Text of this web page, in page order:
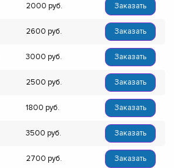
2000 Заказать
2600 Заказать
3000 Заказать
2500 Заказать
1800 Заказать
3500 Заказать
2700 Заказать